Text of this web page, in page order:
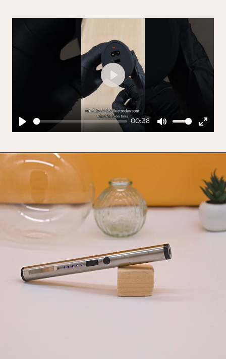
00:38
Play